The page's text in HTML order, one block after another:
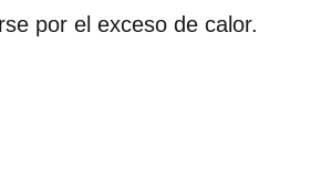
por el exceso de calor.